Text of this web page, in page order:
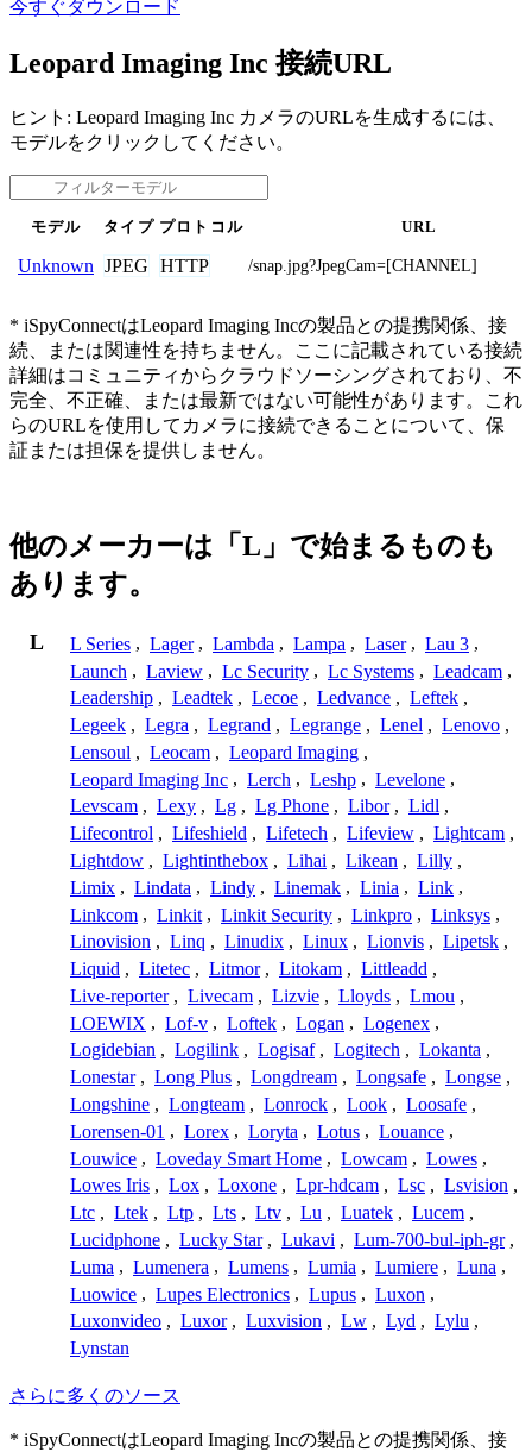
今すぐダウンロード
Leopard Imaging Inc 接続URL
ヒント: Leopard Imaging Inc カメラのURLを生成するには、
モデルをクリックしてください。
モデル タイプ プロトコル URL
Unknown JPEG HTTP /snap.jpg?JpegCam=[CHANNEL]
* iSpyConnectはLeopard Imaging Incの製品との提携関係、接
続、または関連性を持ちません。ここに記載されている接続
詳細はコミュニティからクラウドソーシングされており、不
完全、不正確、または最新ではない可能性があります。これ
らのURLを使用してカメラに接続できることについて、保
証または担保を提供しません。
他のメーカーは「L」で始まるものも
あります。
L L Series , Lager , Lambda , Lampa , Laser , Lau 3 ,
Launch , Laview , Lc Security , Lc Systems , Leadcam ,
Leadership , Leadtek , Lecoe , Ledvance , Leftek ,
Legeek , Legra , Legrand , Legrange , Lenel , Lenovo ,
Lensoul , Leocam , Leopard Imaging ,
Leopard Imaging Inc , Lerch , Leshp , Levelone ,
Levscam , Lexy , Lg , Lg Phone , Libor , Lidl ,
Lifecontrol , Lifeshield , Lifetech , Lifeview , Lightcam ,
Lightdow , Lightinthebox , Lihai , Likean , Lilly ,
Limix , Lindata , Lindy , Linemak , Linia , Link ,
Linkcom , Linkit , Linkit Security , Linkpro , Linksys ,
Linovision , Linq , Linudix , Linux , Lionvis , Lipetsk ,
Liquid , Litetec , Litmor , Litokam , Littleadd ,
Live-reporter , Livecam , Lizvie , Lloyds , Lmou ,
LOEWIX , Lof-v , Loftek , Logan , Logenex ,
Logidebian , Logilink , Logisaf , Logitech , Lokanta ,
Lonestar , Long Plus , Longdream , Longsafe , Longse ,
Longshine , Longteam , Lonrock , Look , Loosafe ,
Lorensen-01 , Lorex , Loryta , Lotus , Louance ,
Louwice , Loveday Smart Home , Lowcam , Lowes ,
Lowes Iris , Lox , Loxone , Lpr-hdcam , Lsc , Lsvision ,
Ltc , Ltek , Ltp , Lts , Ltv , Lu , Luatek , Lucem ,
Lucidphone , Lucky Star , Lukavi , Lum-700-bul-iph-gr ,
Luma , Lumenera , Lumens , Lumia , Lumiere , Luna ,
Luowice , Lupes Electronics , Lupus , Luxon ,
Luxonvideo , Luxor , Luxvision , Lw , Lyd , Lylu ,
Lynstan
さらに多くのソース
* iSpyConnectはLeopard Imaging Incの製品との提携関係、接